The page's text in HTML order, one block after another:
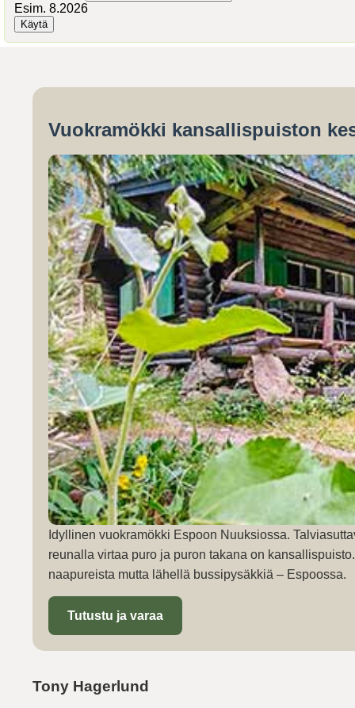
Esim. 8.2026
Vuokramökki kansallispuiston
Idyllinen vuokramökki Espoon Nuuksiossa.
reunalla virtaa puro ja puron takana on
naapureista mutta lähellä bussipysäkkiä – Espoossa.
Tutustu ja varaa
Tony Hagerlund